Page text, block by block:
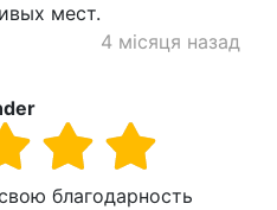
мест.
4 місяця назад
благодарность